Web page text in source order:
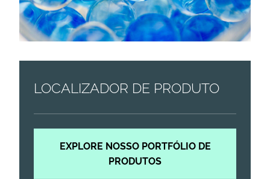
LOCALIZADOR DE PRODUTO
EXPLORE NOSSO PORTFÓLIO DE
PRODUTOS